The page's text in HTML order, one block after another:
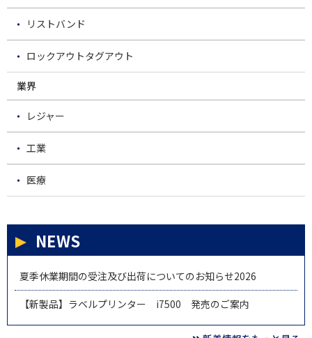
リストバンド
ロックアウトタグアウト
業界
レジャー
工業
医療
NEWS
夏季休業期間の受注及び出荷についてのお知らせ2026
【新製品】ラベルプリンター i7500 発売のご案内